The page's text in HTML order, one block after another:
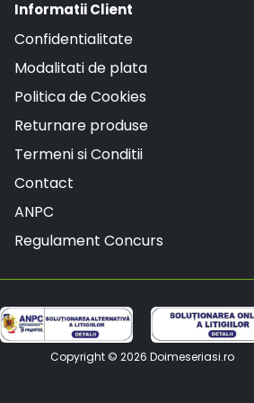
Informatii Client
Confidentialitate
Modalitati de plata
Politica de Cookies
Returnare produse
Termeni si Conditii
Contact
ANPC
Regulament Concurs
Copyright © 2026Doimeseriasi.ro